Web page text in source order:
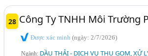
28 Công Ty TNHH Môi Trường
Được xác minh(ngày: 2/7/2026)
Ngành: DẦU THẢI - DỊCH VỤ THU GOM, XỬ